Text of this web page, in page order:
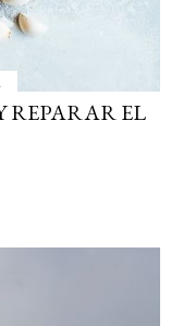
REPARAR EL